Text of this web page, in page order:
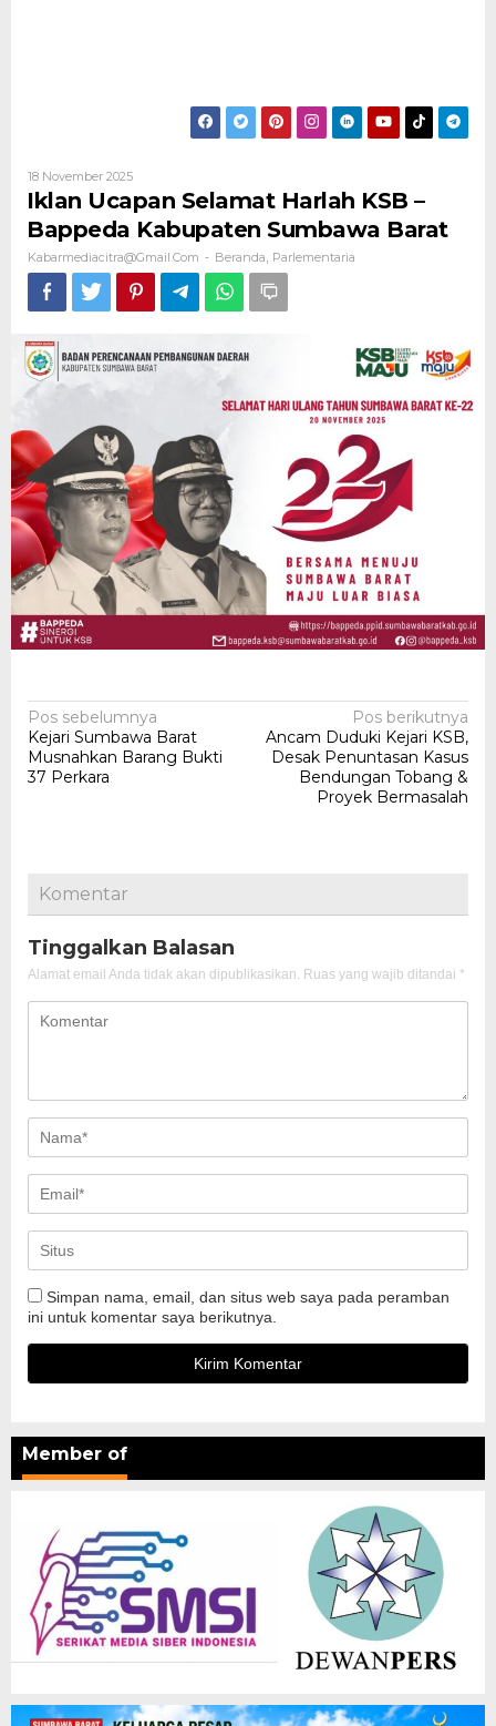
18 November 2025Oleh
Kabarmediacitra@gmail.com
Iklan Ucapan Selamat Harlah KSB –
Bappeda Kabupaten Sumbawa Barat
Kabarmediacitra@gmail.com - Beranda Parlementaria
Navigasi
pos
Pos sebelumnya
Kejari Sumbawa Barat
Musnahkan Barang Bukti
37 Perkara
Pos berikutnya
Ancam Duduki Kejari KSB,
Desak Penuntasan Kasus
Bendungan Tobang &
Proyek Bermasalah
Komentar
Tinggalkan Balasan
Alamat email Anda tidak akan dipublikasikan. Ruas yang wajib ditandai *
Simpan nama, email, dan situs web saya pada peramban
ini untuk komentar saya berikutnya.
Member of